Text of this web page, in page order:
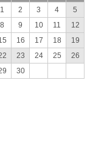
1
2 3 4
5
8 9 10 11
12
16 17 18
19
23 24 25
26
30